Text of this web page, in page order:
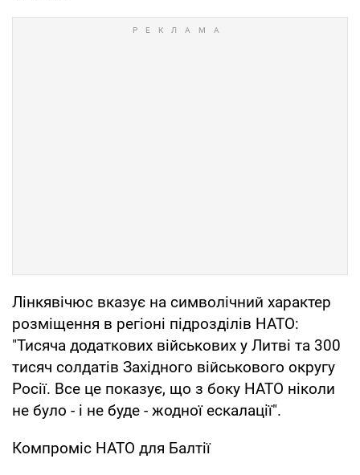
Лінкявічюс вказує на символічний характер
розміщення в регіоні підрозділів НАТО:
"Тисяча додаткових військових у Литві та 300
тисяч солдатів Західного військового округу
Росії. Все це показує, що з боку НАТО ніколи
не було - і не буде - жодної ескалації".
Компроміс НАТО для Балтії